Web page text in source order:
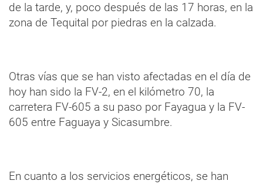
de la tarde, y, poco después de las 17 horas, en la
zona de Tequital por piedras en la calzada.
Otras vías que se han visto afectadas en el día de
hoy han sido la FV-2, en el kilómetro 70, la
carretera FV-605 a su paso por Fayagua y la FV-
605 entre Faguaya y Sicasumbre.
En cuanto a los servicios energéticos, se han